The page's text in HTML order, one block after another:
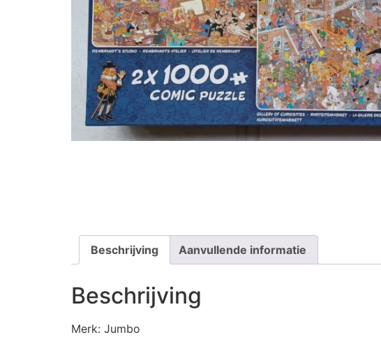
Beschrijving Aanvullende informatie
Beschrijving
Merk: Jumbo